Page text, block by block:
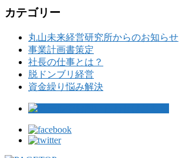
カテゴリー
丸山未来経営研究所からのお知らせ
事業計画書策定
社長の仕事とは？
脱ドンブリ経営
資金繰り悩み解決